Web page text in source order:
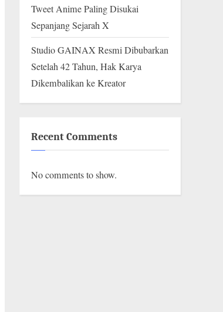
Tweet Anime Paling Disukai
Sepanjang Sejarah X
Studio GAINAX Resmi Dibubarkan
Setelah 42 Tahun, Hak Karya
Dikembalikan ke Kreator
Recent Comments
No comments to show.